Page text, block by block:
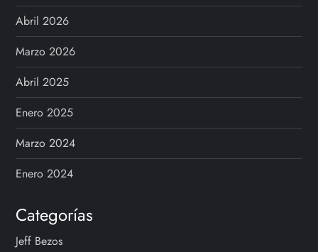
Abril 2026
Marzo 2026
Abril 2025
Enero 2025
Marzo 2024
Enero 2024
Categorías
Jeff Bezos